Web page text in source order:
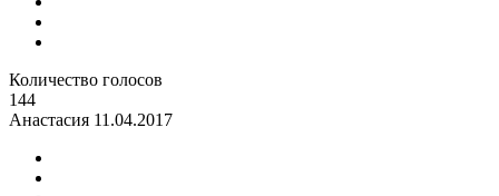
Количество голосов
144
Анастасия 11.04.2017